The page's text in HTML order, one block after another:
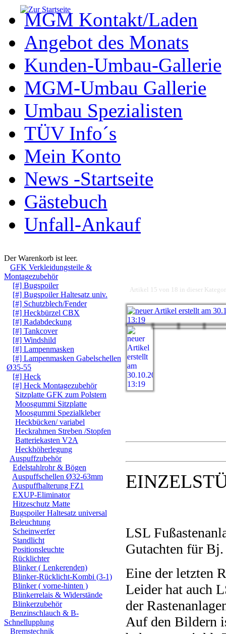
MGM Kontakt/Laden
Angebot des Monats
Kunden-Umbau-Gallerie
MGM-Umbau Gallerie
Umbau Spezialisten
TÜV Info´s
Mein Konto
News -Startseite
Gästebuch
Unfall-Ankauf
Der Warenkorb ist leer.
GFK Verkleidungsteile &
Montagezubehör
[#] Bugspoiler
[#] Bugspoiler Haltesatz univ.
[#] Schutzblech/Fender
[#] Heckbürzel CBX
[#] Radabdeckung
[#] Tankcover
[#] Windshild
[#] Lampenmasken
[#] Lampenmasken Gabelschellen
Ø35-55
[#] Heck
[#] Heck Montagezubehör
Sitzplatte GFK zum Polstern
Moosgummi Sitzplatte
Moosgummi Spezialkleber
Heckbücken/ variabel
Heckrahmen Streben /Stopfen
Batteriekasten V2A
Heckhöherlegung
Auspuffzubehör
Edelstahlrohr & Bögen
Auspuffschellen Ø32-63mm
Auspuffhalterung FZ1
EXUP-Eliminator
Hitzeschutz Matte
Bugspoiler Haltesatz universal
Beleuchtung
Scheinwerfer
Standlicht
Positionsleuchte
Rücklichter
Blinker ( Lenkerenden)
Blinker-Rücklicht-Kombi (3-1)
Blinker ( vorne-hinten )
Blinkerrelais & Widerstände
Blinkerzubehör
Benzinschlauch & B-
Schnellupplung
Bremstechnik
Artikel 15 von 18 in dieser
LSL
Gutachten für
Eine der letzten
Leider hat auch
der
Auf den Bildern